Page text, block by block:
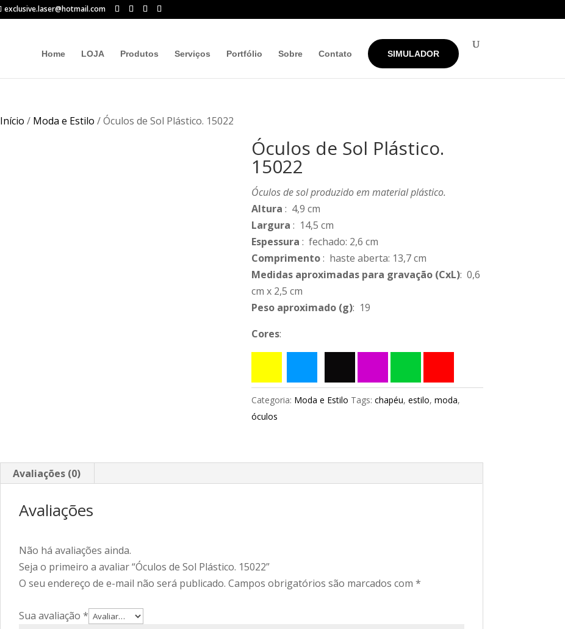
exclusive.laser@hotmail.com
Home LOJA Produtos Serviços Portfólio Sobre Contato SIMULADOR
Início / Moda e Estilo / Óculos de Sol Plástico. 15022
Óculos de Sol Plástico.
15022
Óculos de sol produzido em material plástico.
Altura : 4,9 cm
Largura : 14,5 cm
Espessura : fechado: 2,6 cm
Comprimento: haste aberta: 13,7 cm
Medidas aproximadas para gravação(CxL): 0,6
cm x 2,5 cm
Peso aproximado(g): 19
Cores:
Categoria: Moda e Estilo Tags: chapéu, estilo, moda,
óculos
Avaliações (0)
Avaliações
Não há avaliações ainda.
Seja o primeiro a avaliar “Óculos de Sol Plástico. 15022”
O seu endereço de e-mail não será publicado. Campos obrigatórios são marcados com *
Sua avaliação *